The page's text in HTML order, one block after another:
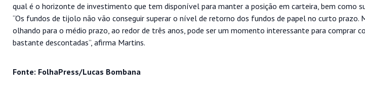
qual é o horizonte de investimento que tem disponível para manter a posição em carteira, bem como
“Os fundos de tijolo não vão conseguir superar o nível de retorno dos fundos de papel no curto prazo.
olhando para o médio prazo, ao redor de três anos, pode ser um momento interessante para comprar
bastante descontadas”, afirma Martins.
Fonte: FolhaPress/Lucas Bombana